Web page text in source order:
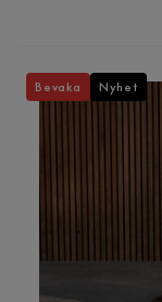
Bevaka Nyhet